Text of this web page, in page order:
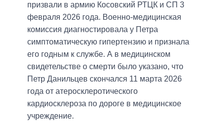
призвали в армию Косовский РТЦК и СП 3
февраля 2026 года. Военно-медицинская
комиссия диагностировала у Петра
симптоматическую гипертензию и признала
его годным к службе. А в медицинском
свидетельстве о смерти было указано, что
Петр Данильцев скончался 11 марта 2026
года от атеросклеротического
кардиосклероза по дороге в медицинское
учреждение.